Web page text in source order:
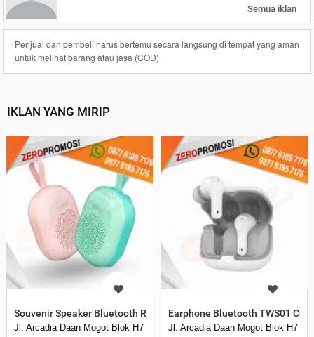
Semua iklan
Penjual dan pembeli harus bertemu secara langsung di tempat yang aman
untuk melihat barang atau jasa (COD)
IKLAN YANG MIRIP
Souvenir Speaker Bluetooth RB20 Cetak Logo
Jl. Arcadia Daan Mogot Blok H7 No 16 Daan Mogot Km 21. Kecamatan
Earphone Bluetooth TWS01
Jl. Arcadia Daan Mogot Blok H7